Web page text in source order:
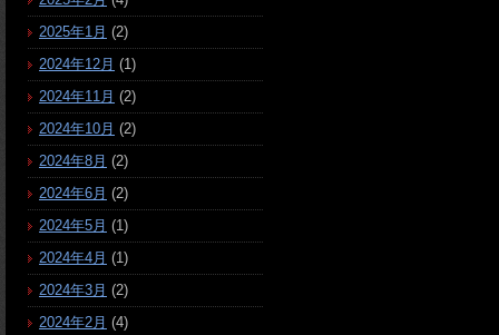
2025年1月 (2)
2024年12月 (1)
2024年11月 (2)
2024年10月 (2)
2024年8月 (2)
2024年6月 (2)
2024年5月 (1)
2024年4月 (1)
2024年3月 (2)
2024年2月 (4)